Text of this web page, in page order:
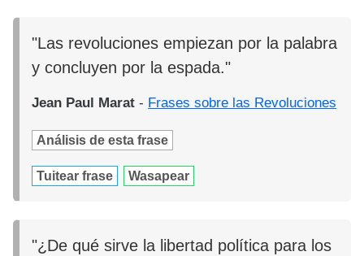
"Las revoluciones empiezan por la palabra
y concluyen por la espada."
Jean Paul Marat - Frases sobre las Revoluciones
Análisis de esta frase
Tuitear frase Wasapear
"¿De qué sirve la libertad política para los